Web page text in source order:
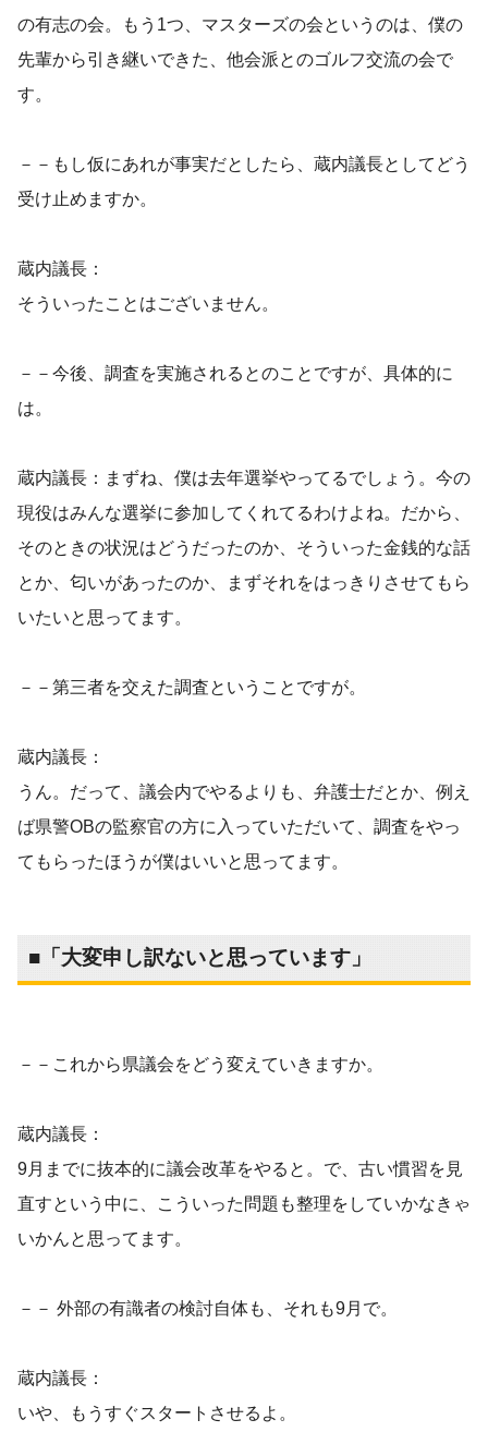
の有志の会。もう1つ、マスターズの会というのは、僕の
先輩から引き継いできた、他会派とのゴルフ交流の会で
す。
－－もし仮にあれが事実だとしたら、蔵内議長としてどう
受け止めますか。
蔵内議長：
そういったことはございません。
－－今後、調査を実施されるとのことですが、具体的に
は。
蔵内議長：まずね、僕は去年選挙やってるでしょう。今の
現役はみんな選挙に参加してくれてるわけよね。だから、
そのときの状況はどうだったのか、そういった金銭的な話
とか、匂いがあったのか、まずそれをはっきりさせてもら
いたいと思ってます。
－－第三者を交えた調査ということですが。
蔵内議長：
うん。だって、議会内でやるよりも、弁護士だとか、例え
ば県警OBの監察官の方に入っていただいて、調査をやっ
てもらったほうが僕はいいと思ってます。
■「大変申し訳ないと思っています」
－－これから県議会をどう変えていきますか。
蔵内議長：
9月までに抜本的に議会改革をやると。で、古い慣習を見
直すという中に、こういった問題も整理をしていかなきゃ
いかんと思ってます。
－－ 外部の有識者の検討自体も、それも9月で。
蔵内議長：
いや、もうすぐスタートさせるよ。